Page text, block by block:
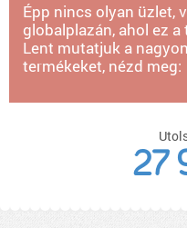
Épp nincs olyan üzlet,
globalplazán, ahol ez
Lent mutatjuk a
termékeket, nézd meg:
27